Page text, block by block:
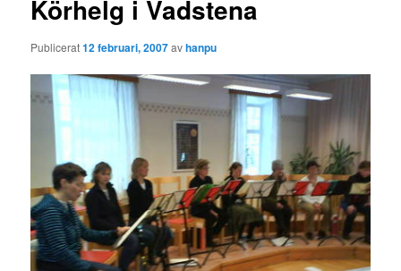
Körhelg i Vadstena
Publicerat12 februari, 2007avhanpu